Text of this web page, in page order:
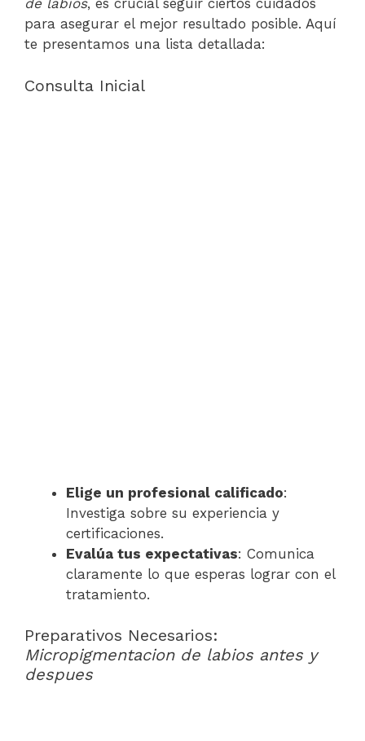
de labios, es crucial seguir ciertos cuidados
para asegurar el mejor resultado posible. Aquí
te presentamos una lista detallada:
Consulta Inicial
Elige un profesional calificado:
Investiga sobre su experiencia y
certificaciones.
Evalúa tus expectativas: Comunica
claramente lo que esperas lograr con el
tratamiento.
Preparativos Necesarios:
Micropigmentacion de labios antes y
despues